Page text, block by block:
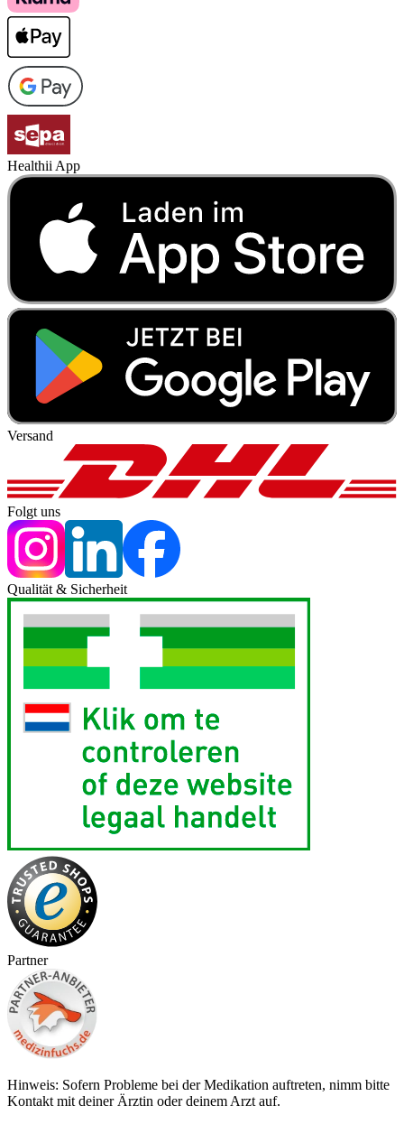
Healthii App
Versand
Folgt uns
Qualität & Sicherheit
Partner
Hinweis: Sofern Probleme bei der Medikation auftreten, nimm bitte
Kontakt mit deiner Ärztin oder deinem Arzt auf.